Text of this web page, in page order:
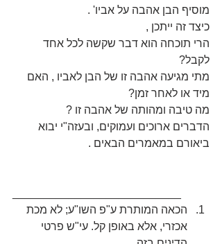
מוסיף הבן אהבה על אביו' .
כיצד זה ייתכן ,
הרי תוכחה הוא דבר שקשה לכל אחד
לקבל?
מתי מגיעה אהבה זו של הבן לאביו , האם
מיד או לאחר זמן?
מה טיבה ומהותה של אהבה זו ?
הדברים ארוכים ועמוקים, ובעזה"י יבוא
ביאורם במאמרים הבאים .
הכאה המותרת ע"פ השו"ע; לא מכת
אכזרי, אלא באופן קל. עי"ש פרטי